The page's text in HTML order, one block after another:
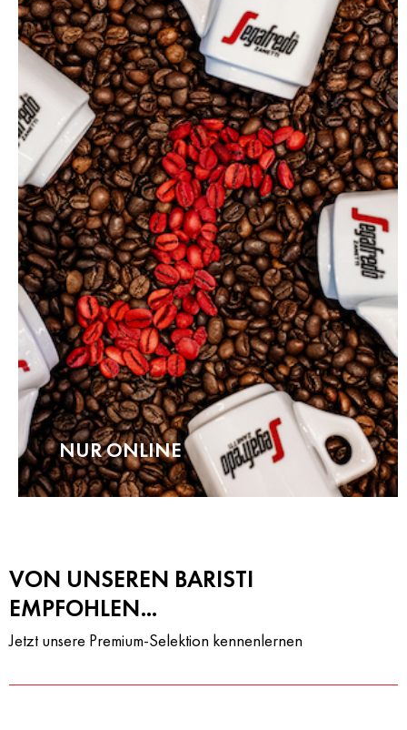
NUR ONLINE
VON UNSEREN BARISTI
EMPFOHLEN...
Jetzt unsere Premium-Selektion kennenlernen